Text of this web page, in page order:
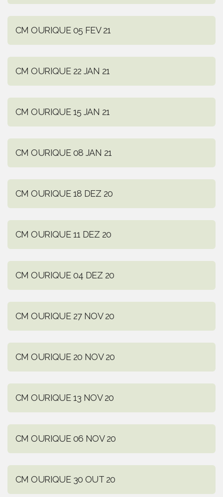
CM OURIQUE 05 FEV 21
CM OURIQUE 22 JAN 21
CM OURIQUE 15 JAN 21
CM OURIQUE 08 JAN 21
CM OURIQUE 18 DEZ 20
CM OURIQUE 11 DEZ 20
CM OURIQUE 04 DEZ 20
CM OURIQUE 27 NOV 20
CM OURIQUE 20 NOV 20
CM OURIQUE 13 NOV 20
CM OURIQUE 06 NOV 20
CM OURIQUE 30 OUT 20